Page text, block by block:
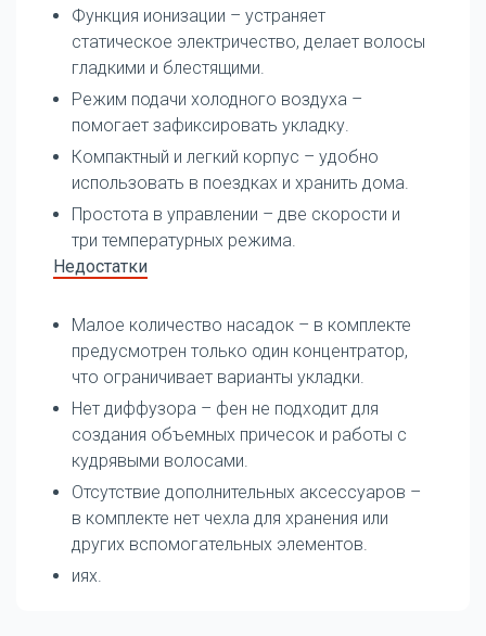
Функция ионизации – устраняет
статическое электричество, делает волосы
гладкими и блестящими.
Режим подачи холодного воздуха –
помогает зафиксировать укладку.
Компактный и легкий корпус – удобно
использовать в поездках и хранить дома.
Простота в управлении – две скорости и
три температурных режима.
Недостатки
Малое количество насадок – в комплекте
предусмотрен только один концентратор,
что ограничивает варианты укладки.
Нет диффузора – фен не подходит для
создания объемных причесок и работы с
кудрявыми волосами.
Отсутствие дополнительных аксессуаров –
в комплекте нет чехла для хранения или
других вспомогательных элементов.
иях.